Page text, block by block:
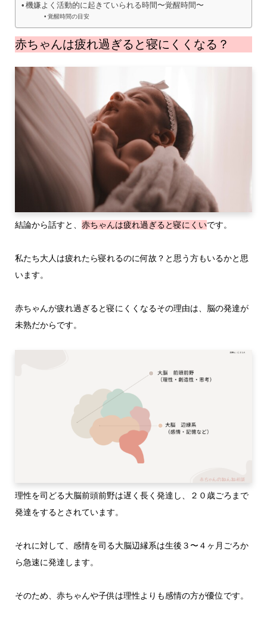
機嫌よく活動的に起きていられる時間〜覚醒時間〜
覚醒時間の目安
赤ちゃんは疲れ過ぎると寝にくくなる？
結論から話すと、 赤ちゃんは疲れ過ぎると寝にくいです。
私たち大人は疲れたら寝れるのに何故？と思う方もいるかと思
います。
赤ちゃんが疲れ過ぎると寝にくくなるその理由は、脳の発達が
未熟だからです。
理性を司どる大脳前頭前野は遅く長く発達し、２０歳ごろまで
発達をするとされています。
それに対して、感情を司る大脳辺縁系は生後３〜４ヶ月ごろか
ら急速に発達します。
そのため、赤ちゃんや子供は理性よりも感情の方が優位です。